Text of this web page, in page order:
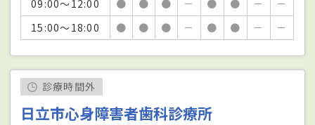
09:00～12:00
● ● ● － ● ● －
－
15:00～18:00
● ● ● － ● ● － －
診療時間外
日立市心身障害者歯科診療所